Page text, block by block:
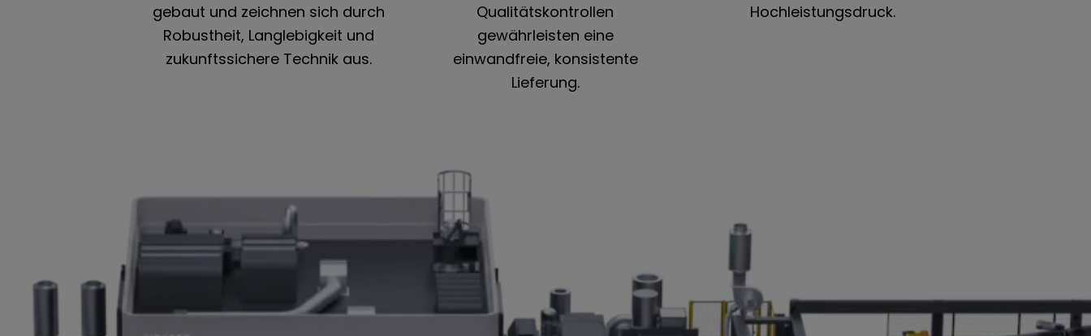
gebaut und zeichnen sich durch
Robustheit, Langlebigkeit und
zukunftssichere Technik aus.
Qualitätskontrollen
gewährleisten eine
einwandfreie, konsistente
Lieferung.
Hochleistungsdruck.